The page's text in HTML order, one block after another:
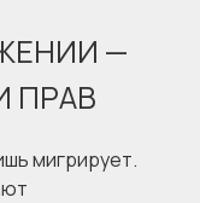
—
ПРАВ
мигрирует.